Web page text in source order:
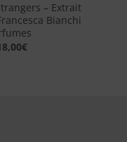
– Extrait
Bianchi
€